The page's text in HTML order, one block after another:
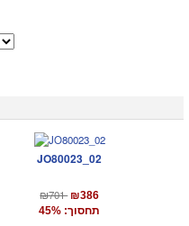
JO80023_02
₪701 ₪386
תחסוך: 45%